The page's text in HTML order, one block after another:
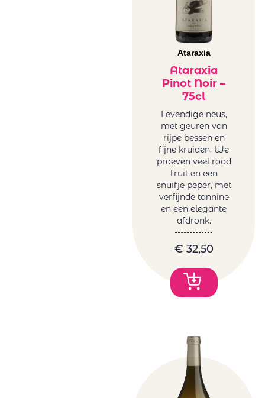
Ataraxia
Ataraxia
Pinot Noir –
75cl
Levendige neus,
met geuren van
rijpe bessen en
fijne kruiden. We
proeven veel rood
fruit en een
snuifje peper, met
verfijnde tannine
en een elegante
afdronk.
€ 32,50